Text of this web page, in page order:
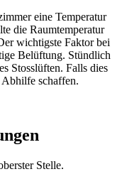
eine Temperatur
die Raumtemperatur
wichtigste Faktor bei
Belüftung. Stündlich
Stosslüften. Falls dies
schaffen.
Stelle.